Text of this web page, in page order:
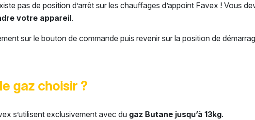
pas de position d’arrêt sur les chauffages d’appoint Favex ! Vous
votre appareil.
sur le bouton de commande puis revenir sur la position de
gaz choisir ?
s’utilisent exclusivement avec du gaz Butane jusqu’à 13kg.